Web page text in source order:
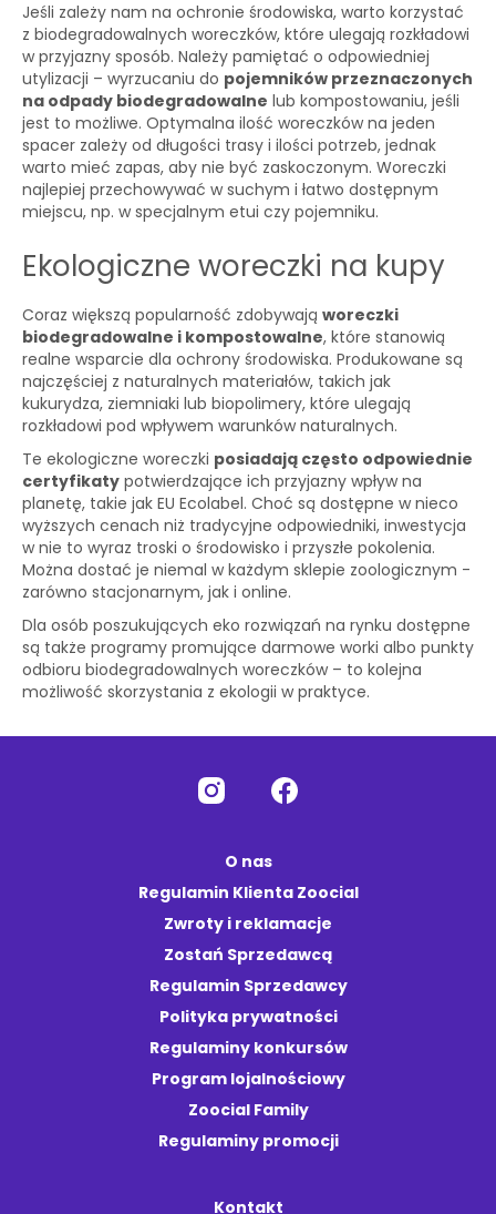
Jeśli zależy nam na ochronie środowiska, warto korzystać
z biodegradowalnych woreczków, które ulegają rozkładowi
w przyjazny sposób. Należy pamiętać o odpowiedniej
utylizacji – wyrzucaniu do pojemników przeznaczonych
na odpady biodegradowalne lub kompostowaniu, jeśli
jest to możliwe. Optymalna ilość woreczków na jeden
spacer zależy od długości trasy i ilości potrzeb, jednak
warto mieć zapas, aby nie być zaskoczonym. Woreczki
najlepiej przechowywać w suchym i łatwo dostępnym
miejscu, np. w specjalnym etui czy pojemniku.
Ekologiczne woreczki na kupy
Coraz większą popularność zdobywają woreczki
biodegradowalne i kompostowalne, które stanowią
realne wsparcie dla ochrony środowiska. Produkowane są
najczęściej z naturalnych materiałów, takich jak
kukurydza, ziemniaki lub biopolimery, które ulegają
rozkładowi pod wpływem warunków naturalnych.
Te ekologiczne woreczki posiadają często odpowiednie
certyfikaty potwierdzające ich przyjazny wpływ na
planetę, takie jak EU Ecolabel. Choć są dostępne w nieco
wyższych cenach niż tradycyjne odpowiedniki, inwestycja
w nie to wyraz troski o środowisko i przyszłe pokolenia.
Można dostać je niemal w każdym sklepie zoologicznym -
zarówno stacjonarnym, jak i online.
Dla osób poszukujących eko rozwiązań na rynku dostępne
są także programy promujące darmowe worki albo punkty
odbioru biodegradowalnych woreczków – to kolejna
możliwość skorzystania z ekologii w praktyce.
O nas
Regulamin Klienta Zoocial
Zwroty i reklamacje
Zostań Sprzedawcą
Regulamin Sprzedawcy
Polityka prywatności
Regulaminy konkursów
Program lojalnościowy
Zoocial Family
Regulaminy promocji
Kontakt